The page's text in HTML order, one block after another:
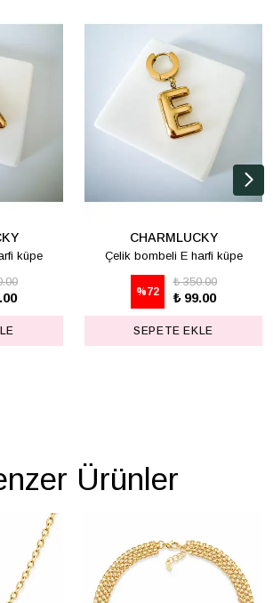
küpe
CHARMLUCKY
Çelik bombeli E harfi küpe
%72
₺ 350.00
₺ 99.00
SEPETE EKLE
Ürünler